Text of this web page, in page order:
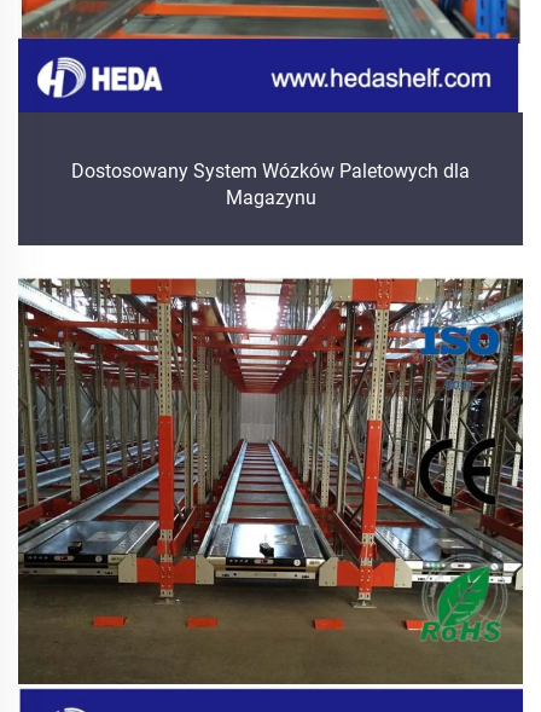
Dostosowany System Wózków Paletowych dla
Magazynu